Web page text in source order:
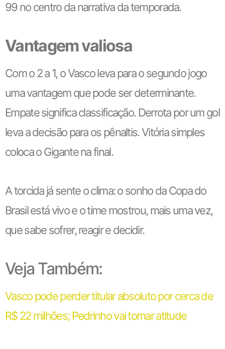
99 no centro da narrativa da temporada.
Vantagem valiosa
Com o 2 a 1, o Vasco leva para o segundo jogo
uma vantagem que pode ser determinante.
Empate significa classificação. Derrota por um gol
leva a decisão para os pênaltis. Vitória simples
coloca o Gigante na final.
A torcida já sente o clima: o sonho da Copa do
Brasil está vivo e o time mostrou, mais uma vez,
que sabe sofrer, reagir e decidir.
Veja Também:
Vasco pode perder titular absoluto por cerca de
R$ 22 milhões; Pedrinho vai tomar atitude